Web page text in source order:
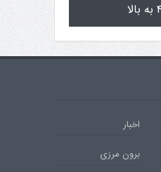
تمرینات
اخبار
برون مرزی